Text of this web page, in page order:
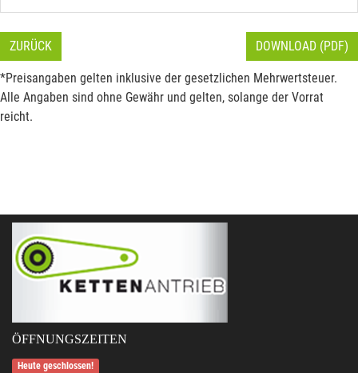
ZURÜCK DOWNLOAD (PDF)
*Preisangaben gelten inklusive der gesetzlichen Mehrwertsteuer.
Alle Angaben sind ohne Gewähr und gelten, solange der Vorrat
reicht.
ÖFFNUNGSZEITEN
Heute geschlossen!